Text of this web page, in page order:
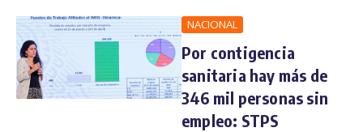
NACIONAL
Por contigencia
sanitaria hay más de
346 mil personas sin
empleo: STPS